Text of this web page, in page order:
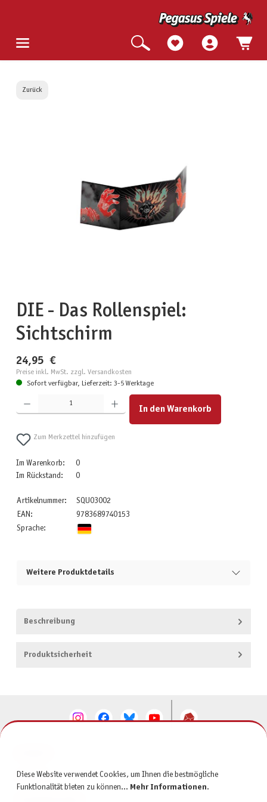
Zurück
DIE - Das Rollenspiel:
Sichtschirm
24,95 €
Preise inkl. MwSt. zzgl. Versandkosten
Sofort verfügbar, Lieferzeit: 3-5 Werktage
Produkt Anzahl: Gib den gewünschten Wert ein oder benutze die Schaltflächen um die Anzahl zu
In den Warenkorb
Zum Merkzettel hinzufügen
Im Warenkorb:
0
Im Rückstand:
0
Artikelnummer:
SQU03002
EAN:
9783689740153
Sprache:
Weitere Produktdetails
Beschreibung
Produktsicherheit
SERVICE
Diese Website verwendet Cookies, um Ihnen die bestmögliche
Funktionalität bieten zu können... Mehr Informationen.